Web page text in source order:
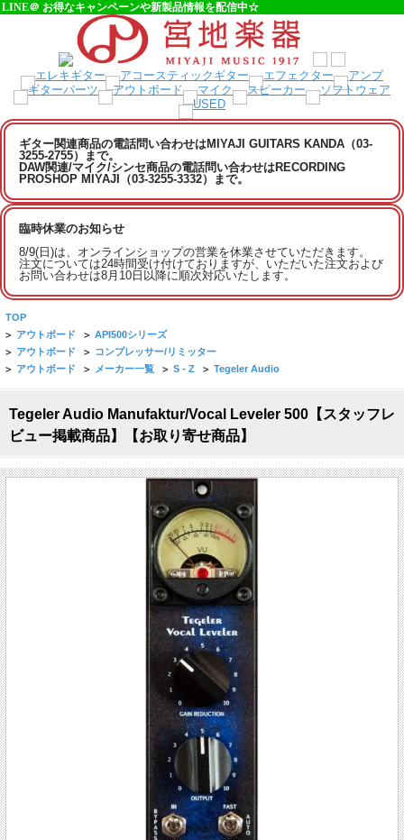
LINE＠ お得なキャンペーンや新製品情報を配信中☆
ギター関連商品の電話問い合わせはMIYAJI GUITARS KANDA（03-
3255-2755）まで。
DAW関連/マイク/シンセ商品の電話問い合わせはRECORDING
PROSHOP MIYAJI（03-3255-3332）まで。
臨時休業のお知らせ
8/9(日)は、オンラインショップの営業を休業させていただきます。
注文については24時間受け付けておりますが、いただいた注文および
お問い合わせは8月10日以降に順次対応いたします。
TOP
> アウトボード > API500シリーズ
> アウトボード > コンプレッサー/リミッター
> アウトボード > メーカー一覧 > S - Z > Tegeler Audio
Tegeler Audio Manufaktur/Vocal Leveler 500【スタッフレ
ビュー掲載商品】【お取り寄せ商品】